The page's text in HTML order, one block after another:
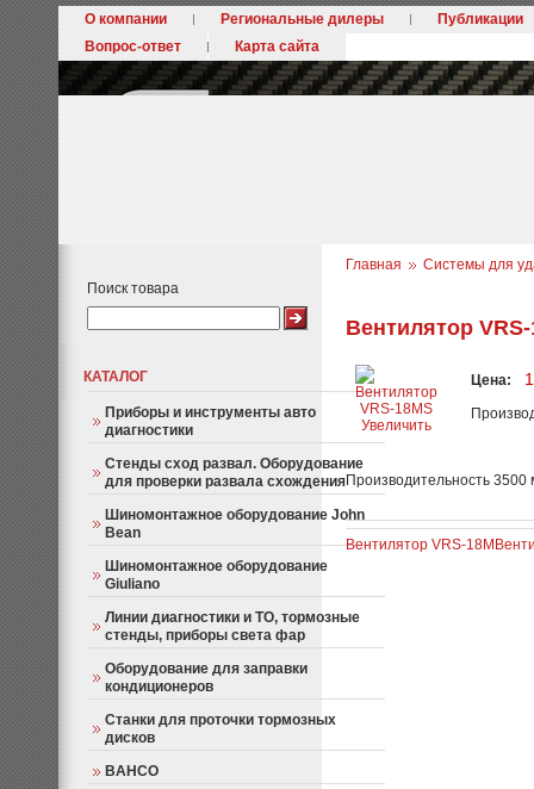
О компании Региональные дилеры
Публикации
Вопрос-ответ
Карта сайта
Поиск товара
КАТАЛОГ
Приборы и инструменты авто
диагностики
Стенды сход развал. Оборудование
для проверки развала схождения
Шиномонтажное оборудование John
Bean
Шиномонтажное оборудование
Giuliano
Линии диагностики и ТО, тормозные
стенды, приборы света фар
Оборудование для заправки
кондиционеров
Станки для проточки тормозных
дисков
BAHCO
Главная Системы для
Вентилятор VRS-
Увеличить
Цена:
Производительность
Вентилятор VRS-18M